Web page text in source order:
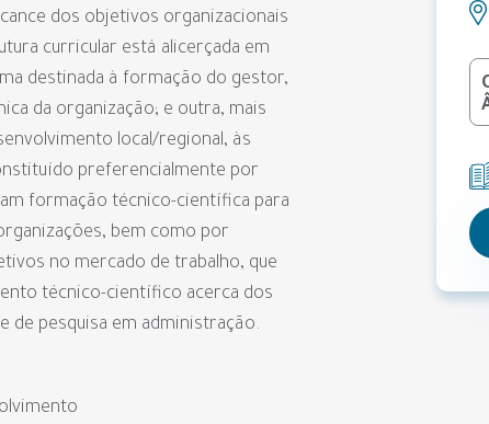
dos objetivos organizacionais
curricular está alicerçada em
destinada à formação do gestor,
da organização; e outra, mais
local/regional, às
preferencialmente por
formação técnico-científica para
bem como por
no mercado de trabalho, que
técnico-científico acerca dos
de pesquisa em administração.